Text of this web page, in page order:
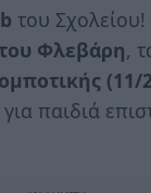
του Σχολείου!
Φλεβάρη,
(11/
για παιδιά